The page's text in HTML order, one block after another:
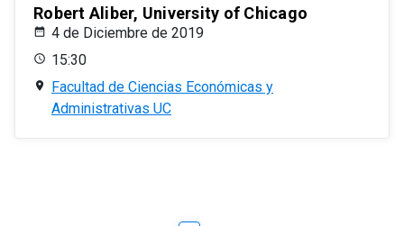
Robert Aliber, University of Chicago
4 de Diciembre de 2019
15:30
Facultad de Ciencias Económicas y
Administrativas UC